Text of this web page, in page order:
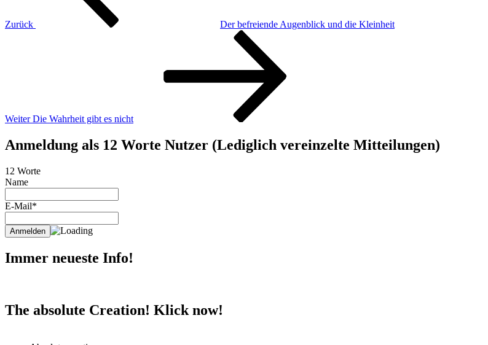
Zurück
Der befreiende Augenblick und die Kleinheit
Weiter Die Wahrheit gibt es nicht
Anmeldung als 12 Worte Nutzer (Lediglich vereinzelte Mitteilungen)
12 Worte
Name
E-Mail*
Immer neueste Info!
The absolute Creation! Klick now!